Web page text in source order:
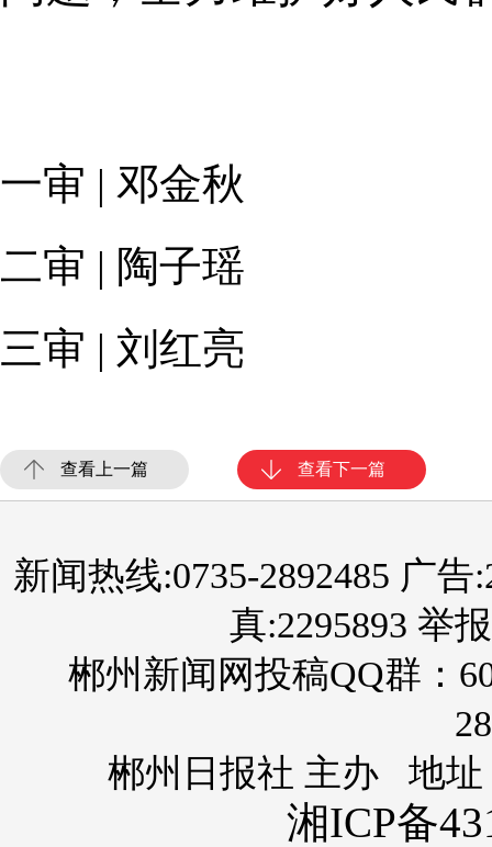
一审 | 邓金秋
二审 | 陶子瑶
三审 | 刘红亮
查看上一篇 查看下一篇
新闻热线:0735-2892485 广告
真:2295893 举
郴州新闻网投稿QQ群：
郴州日报社 主办 地址
湘ICP备